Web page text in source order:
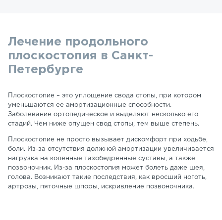
Лечение продольного
плоскостопия в Санкт-
Петербурге
Плоскостопие – это уплощение свода стопы, при котором
уменьшаются ее амортизационные способности.
Заболевание ортопедическое и выделяют несколько его
стадий. Чем ниже опущен свод стопы, тем выше степень.
Плоскостопие не просто вызывает дискомфорт при ходьбе,
боли. Из-за отсутствия должной амортизации увеличивается
нагрузка на коленные тазобедренные суставы, а также
позвоночник. Из-за плоскостопия может болеть даже шея,
голова. Возникают такие последствия, как вросший ноготь,
артрозы, пяточные шпоры, искривление позвоночника.